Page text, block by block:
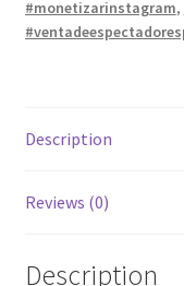
#monetizarinstagram,
Description
Reviews (0)
Description